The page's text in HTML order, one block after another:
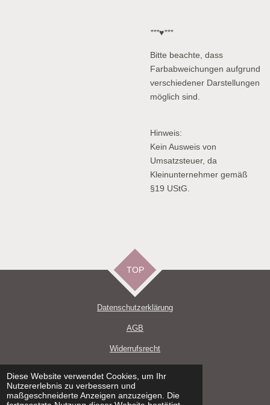
Diese Website verwendet Cookies, um Ihr
Nutzererlebnis zu verbessern und
maßgeschneiderte Anzeigen anzuzeigen. Die
***♥***
Bitte beachte, dass
Farbabweichungen aufgrund
verschiedener Darstellungen
möglich sind.
Hinweis:
Kein Ausweis von
Umsatzsteuer, da
Kleinunternehmer gemäß
§19 UStG.
TOP
Datenschutzerklärung
AGB
Widerrufsrecht
Versand und Zahlungsbedingungen